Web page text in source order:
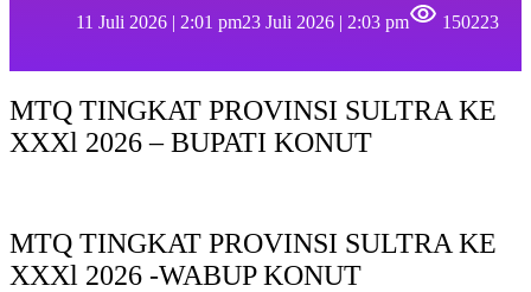
11 Juli 2026 | 2:01 pm23 Juli 2026 | 2:03 pm 150223
MTQ TINGKAT PROVINSI SULTRA KE
XXXl 2026 – BUPATI KONUT
MTQ TINGKAT PROVINSI SULTRA KE
XXXl 2026 -WABUP KONUT